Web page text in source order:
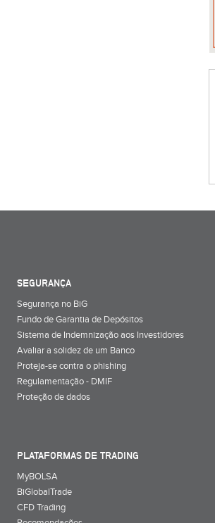
SEGURANÇA
Segurança no BiG
Fundo de Garantia de Depósitos
Sistema de Indemnização aos Investidores
Avaliar a solidez de um Banco
Proteja-se contra o phishing
Regulamentação - DMIF
Proteção de dados
PLATAFORMAS DE TRADING
MyBOLSA
BiGlobalTrade
CFD Trading